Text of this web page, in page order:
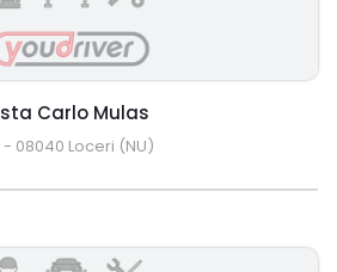
Carlo Mulas
08040 Loceri (NU)